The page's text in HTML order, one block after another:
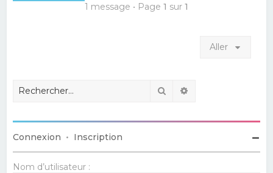
1 message • Page 1 sur 1
Aller
Rechercher
Connexion • Inscription
Nom d’utilisateur :